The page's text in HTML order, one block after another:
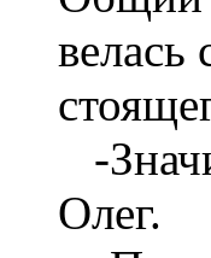
-
Олег.